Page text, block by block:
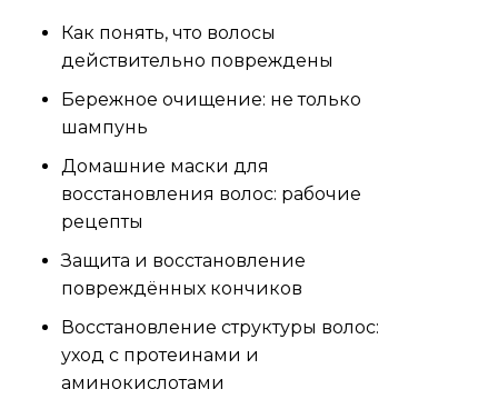
Как понять, что волосы
действительно повреждены
Бережное очищение: не только
шампунь
Домашние маски для
восстановления волос: рабочие
рецепты
Защита и восстановление
повреждённых кончиков
Восстановление структуры волос:
уход с протеинами и
аминокислотами